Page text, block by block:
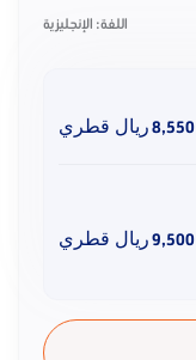
اللغة: الإنجليزية
8,550ريال قطري
9,500ريال قطري